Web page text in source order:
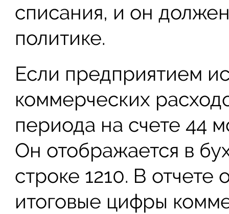
списания, и он
политике.
Если предприятием
коммерческих
периода на счете 44
Он отображается в
строке 1210. В отчете
итоговые цифры